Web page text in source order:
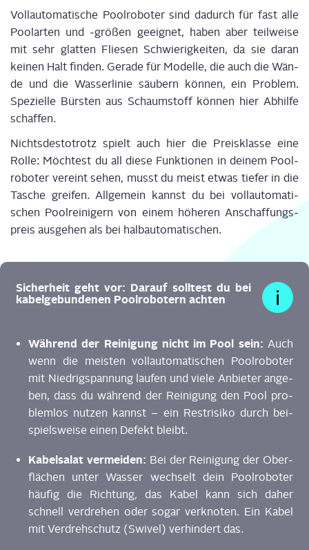
Voll­au­to­ma­ti­sche Pool­ro­bo­ter sind dadurch für fast alle
Poo­lar­ten und ‑grö­ßen geeig­net, haben aber teil­wei­se
mit sehr glat­ten Flie­sen Schwie­rig­kei­ten, da sie dar­an
kei­nen Halt fin­den. Gera­de für Model­le, die auch die Wän­
de und die Was­ser­li­nie säu­bern kön­nen, ein Pro­blem.
Spe­zi­el­le Bürs­ten aus Schaum­stoff kön­nen hier Abhil­fe
schaffen.
Nichts­des­to­trotz spielt auch hier die Preis­klas­se eine
Rol­le: Möch­test du all die­se Funk­tio­nen in dei­nem Pool­
ro­bo­ter ver­eint sehen, musst du meist etwas tie­fer in die
Tasche grei­fen. All­ge­mein kannst du bei voll­au­to­ma­ti­
schen Pool­rei­ni­gern von einem höhe­ren Anschaf­fungs­
preis aus­ge­hen als bei halbautomatischen.
Sicher­heit geht vor: Dar­auf soll­test du bei
kabel­ge­bun­de­nen Pool­ro­bo­tern achten
Wäh­rend der Rei­ni­gung nicht im Pool sein: Auch
wenn die meis­ten voll­au­to­ma­ti­schen Pool­ro­bo­ter
mit Nied­rig­span­nung lau­fen und vie­le Anbie­ter ange­
ben, dass du wäh­rend der Rei­ni­gung den Pool pro­
blem­los nut­zen kannst – ein Rest­ri­si­ko durch bei­
spiels­wei­se einen Defekt bleibt.
Kabel­sa­lat ver­mei­den: Bei der Rei­ni­gung der Ober­
flä­chen unter Was­ser wech­selt dein Pool­ro­bo­ter
häu­fig die Rich­tung, das Kabel kann sich daher
schnell ver­dre­hen oder sogar ver­kno­ten. Ein Kabel
mit Ver­dreh­schutz (Swi­vel) ver­hin­dert das.